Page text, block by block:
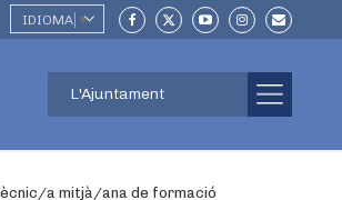
IDIOMA ▼
L'Ajuntament
a mitjà/ana de formació